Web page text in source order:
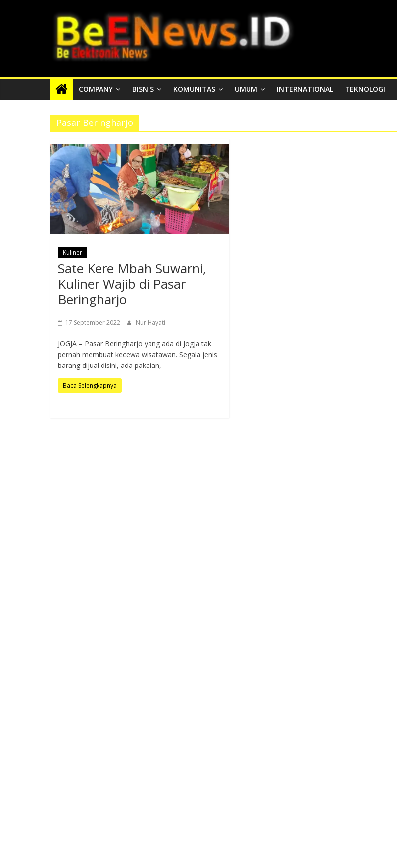
BEENEWS.ID
Media
Informasi
Nasional
dan
Internasional
COMPANY BISNIS KOMUNITAS UMUM INTERNATIONAL TEKNOLOGI
Pasar Beringharjo
Kuliner
Sate Kere Mbah Suwarni,
Kuliner Wajib di Pasar
Beringharjo
17 September 2022 Nur Hayati
JOGJA – Pasar Beringharjo yang ada di Jogja tak
pernah membuat kecewa wisatawan. Segala jenis
barang dijual disini, ada pakaian,
Baca Selengkapnya